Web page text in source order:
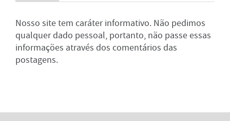
Nosso site tem caráter informativo. Não pedimos
qualquer dado pessoal, portanto, não passe essas
informações através dos comentários das
postagens.